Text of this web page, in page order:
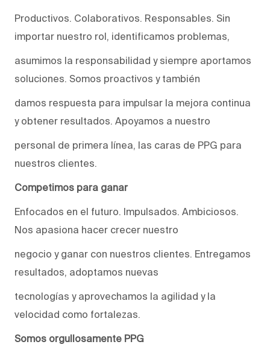
Productivos. Colaborativos. Responsables. Sin
importar nuestro rol, identificamos problemas,
asumimos la responsabilidad y siempre aportamos
soluciones. Somos proactivos y también
damos respuesta para impulsar la mejora continua
y obtener resultados. Apoyamos a nuestro
personal de primera línea, las caras de PPG para
nuestros clientes.
Competimos para ganar
Enfocados en el futuro. Impulsados. Ambiciosos.
Nos apasiona hacer crecer nuestro
negocio y ganar con nuestros clientes. Entregamos
resultados, adoptamos nuevas
tecnologías y aprovechamos la agilidad y la
velocidad como fortalezas.
Somos orgullosamente PPG